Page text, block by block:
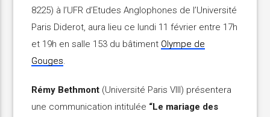
8225) à l’UFR d’Etudes Anglophones de l’Université
Paris Diderot, aura lieu ce lundi 11 février entre 17h
et 19h en salle 153 du bâtiment Olympe de
Gouges.
Rémy Bethmont (Université Paris VIII) présentera
une communication intitulée “Le mariage des